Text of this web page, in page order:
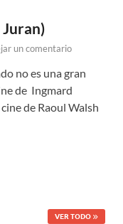
un comentario
no es una gran
de Ingmard
de Raoul Walsh
VER TODO